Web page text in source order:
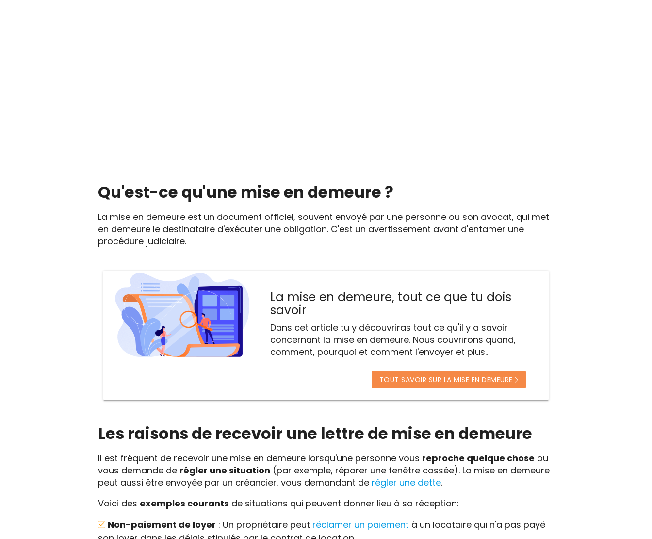
Qu'est-ce qu'une mise en demeure ?
La mise en demeure est un document officiel, souvent envoyé par une personne ou son avocat, qui met
en demeure le destinataire d'exécuter une obligation. C'est un avertissement avant d'entamer une
procédure judiciaire.
La mise en demeure, tout ce que tu dois
savoir
Dans cet article tu y découvriras tout ce qu'il y a savoir
concernant la mise en demeure. Nous couvrirons quand,
comment, pourquoi et comment l'envoyer et plus...
TOUT SAVOIR SUR LA MISE EN DEMEURE
Les raisons de recevoir une lettre de mise en demeure
Il est fréquent de recevoir une mise en demeure lorsqu'une personne vous reproche quelque chose ou
vous demande de régler une situation (par exemple, réparer une fenêtre cassée). La mise en demeure
peut aussi être envoyée par un créancier, vous demandant de régler une dette.
Voici des exemples courants de situations qui peuvent donner lieu à sa réception:
Non-paiement de loyer : Un propriétaire peut réclamer un paiement à un locataire qui n'a pas payé